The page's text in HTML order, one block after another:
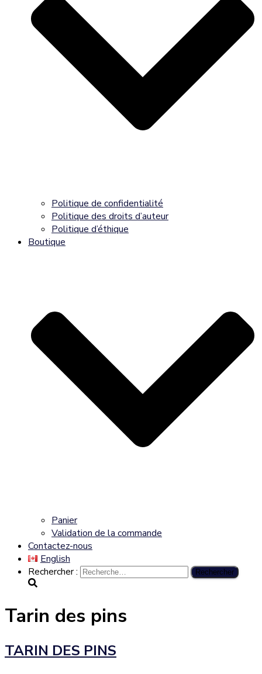
Politique de confidentialité
Politique des droits d’auteur
Politique d’éthique
Boutique
Panier
Validation de la commande
Contactez-nous
English
Rechercher :
Tarin des pins
TARIN DES PINS